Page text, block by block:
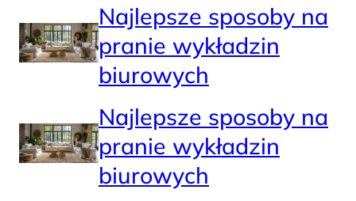
Najlepsze sposoby na
pranie wykładzin
biurowych
Najlepsze sposoby na
pranie wykładzin
biurowych